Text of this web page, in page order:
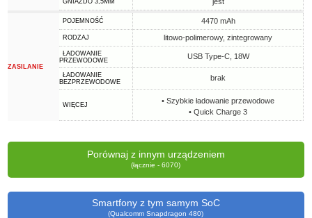
GNIAZDO 3,5MM
ZASILANIE
POJEMNOŚĆ 4470 mAh
RODZAJ litowo-polimerowy, zintegrowany
ŁADOWANIE
PRZEWODOWE
USB Type-C, 18W
ŁADOWANIE
BEZPRZEWODOWE
brak
WIĘCEJ
• Szybkie ładowanie przewodowe
• Quick Charge 3
Porównaj z innym urządzeniem
(łącznie - 6070)
Smartfony z tym samym SoC
(Qualcomm Snapdragon 480)